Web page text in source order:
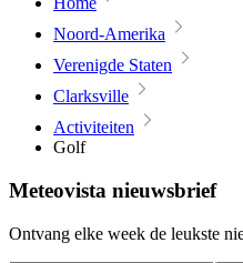
Noord-Amerika
Verenigde Staten
Clarksville
Activiteiten
Golf
Meteovista nieuwsbrief
Ontvang elke week de leukste